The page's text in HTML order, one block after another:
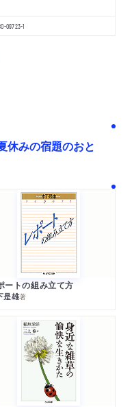
09723-1
休みの宿題のおと
ートの組み立て方
是雄著